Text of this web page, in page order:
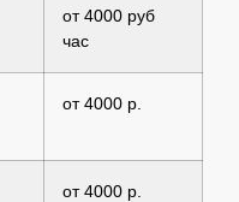
от 4000 руб
час
от 4000 р.
от 4000 р.